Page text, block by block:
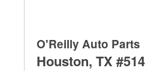
O'Reilly Auto Parts
Houston, TX #514